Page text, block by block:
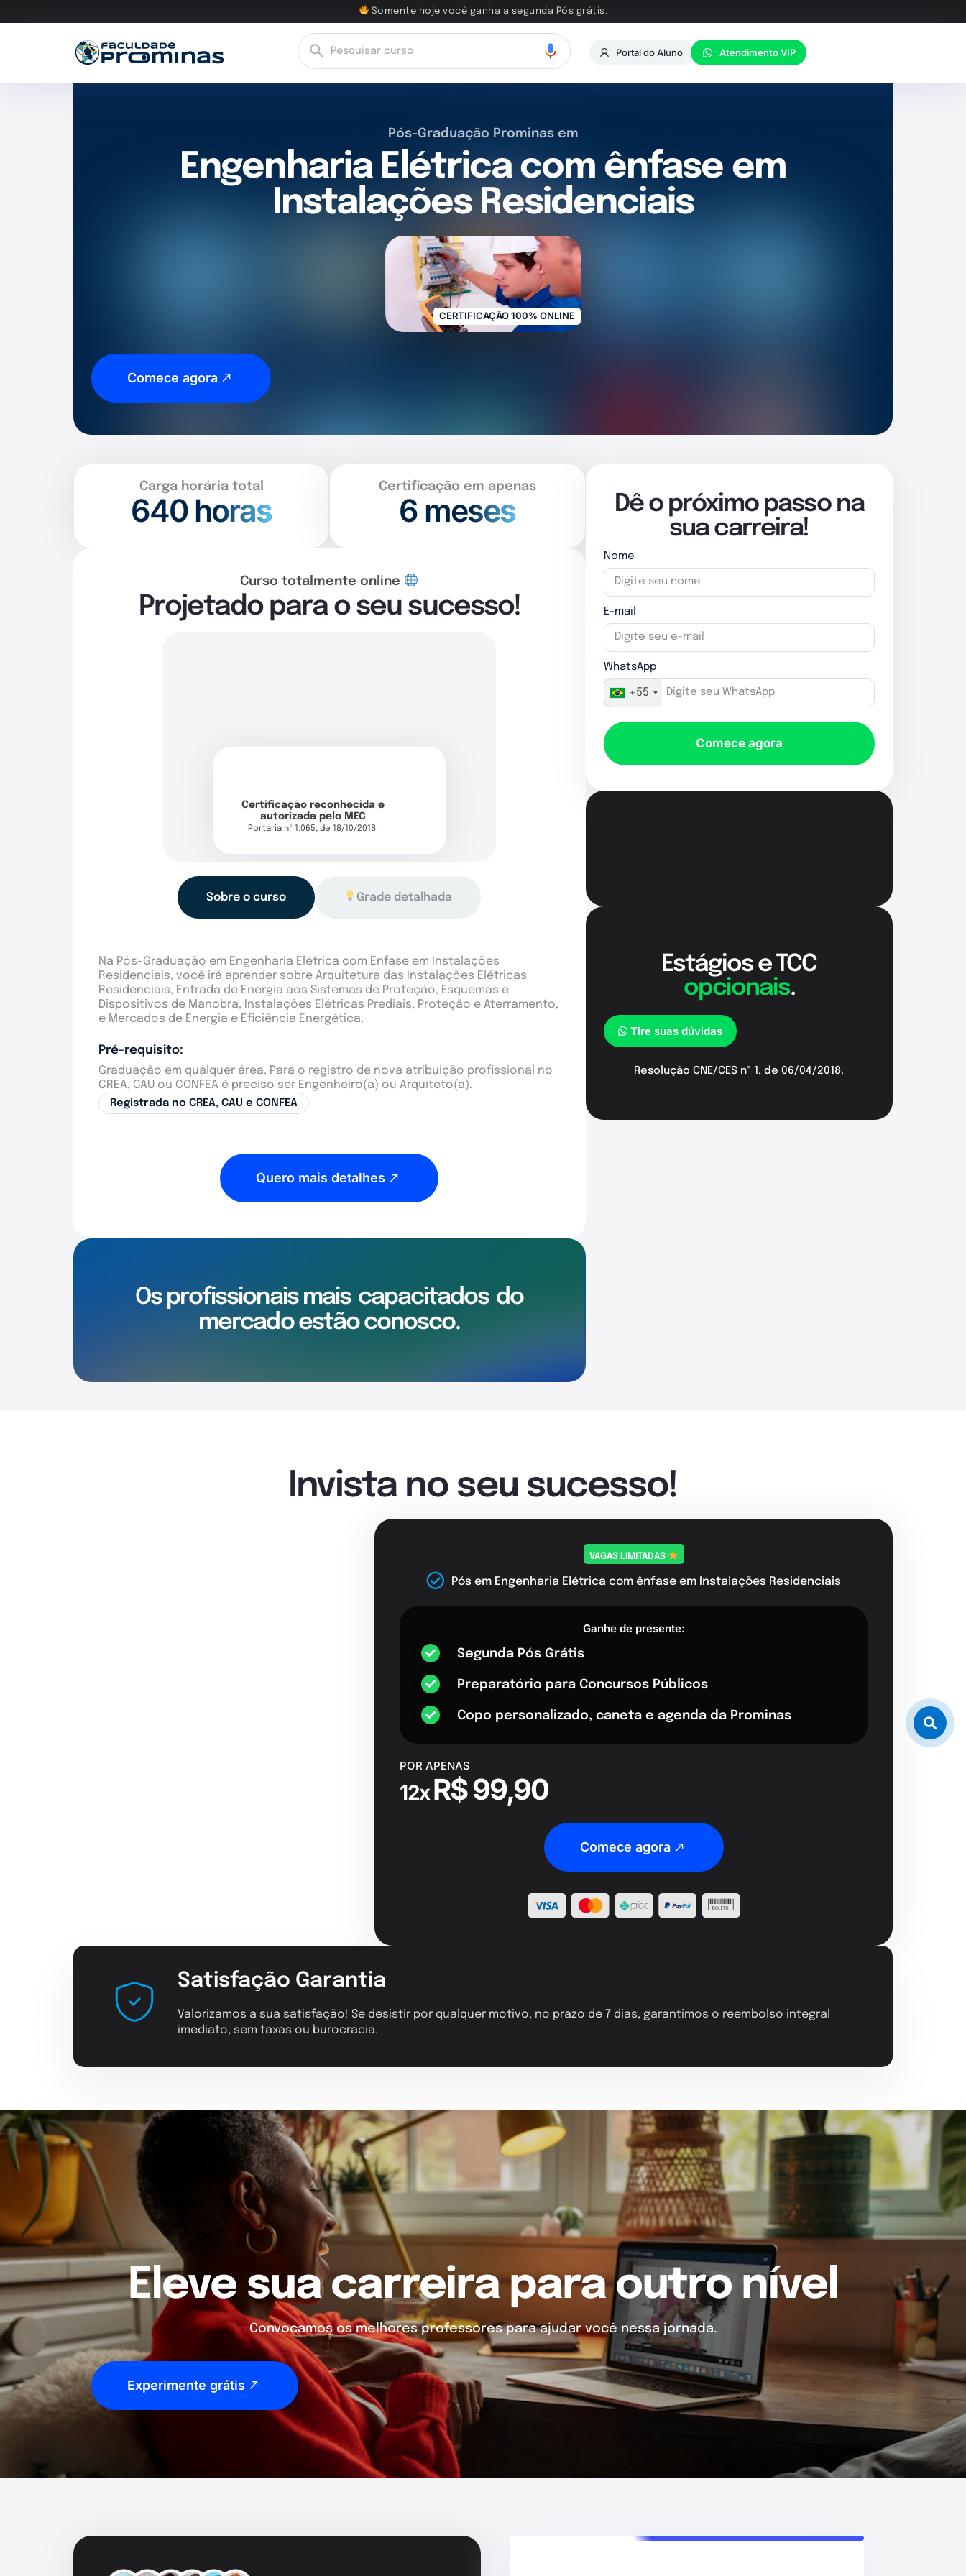
Somente hoje você ganha a segunda Pós grátis.
Portal do Aluno Atendimento VIP
Pós-Graduação Prominas em
Engenharia Elétrica com ênfase em
Instalações Residenciais
CERTIFICAÇÃO 100% ONLINE
Comece agora
Carga horária total
640horas
Certificação em apenas
6 meses
Curso totalmente online
Projetado para o seu sucesso!
Certificação reconhecida e
autorizada pelo MEC
Portaria nº 1.065, de 18/10/2018.
Sobre o curso Grade detalhada
Na Pós-Graduação em Engenharia Elétrica com Ênfase em Instalações
Residenciais, você irá aprender sobre Arquitetura das Instalações Elétricas
Residenciais, Entrada de Energia aos Sistemas de Proteção, Esquemas e
Dispositivos de Manobra, Instalações Elétricas Prediais, Proteção e Aterramento,
e Mercados de Energia e Eficiência Energética.
Pré-requisito:
Graduação em qualquer área. Para o registro de nova atribuição profissional no
CREA, CAU ou CONFEA é preciso ser Engenheiro(a) ou Arquiteto(a).
Registrada no CREA, CAU e CONFEA
Quero mais detalhes
Os profissionais mais capacitados do
mercado estão conosco.
Dê o próximo passo na
sua carreira!
Nome
E-mail
WhatsApp
+55
Comece agora
Estágios e TCC
opcionais.
Tire suas dúvidas
Resolução CNE/CES nº 1, de 06/04/2018.
Invista no seu sucesso!
VAGAS LIMITADAS
Pós em Engenharia Elétrica com ênfase em Instalações Residenciais
Ganhe de presente:
Segunda Pós Grátis
Preparatório para Concursos Públicos
Copo personalizado, caneta e agenda da Prominas
POR APENAS
12xR$ 99,90
Comece agora
Satisfação Garantia
Valorizamos a sua satisfação! Se desistir por qualquer motivo, no prazo de 7 dias, garantimos o reembolso integral
imediato, sem taxas ou burocracia.
Eleve sua carreira para outro nível
Convocamos os melhores professores para ajudar você nessa jornada.
Experimente grátis